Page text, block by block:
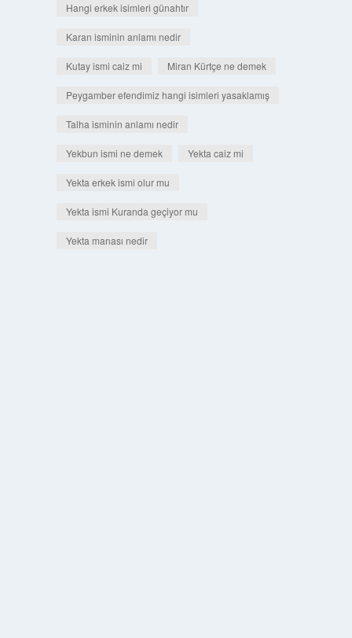
Hangi erkek isimleri günahtır
Karan isminin anlamı nedir
Kutay ismi caiz mi Miran Kürtçe ne demek
Peygamber efendimiz hangi isimleri yasaklamış
Talha isminin anlamı nedir
Yekbun ismi ne demek Yekta caiz mi
Yekta erkek ismi olur mu
Yekta ismi Kuranda geçiyor mu
Yekta manası nedir